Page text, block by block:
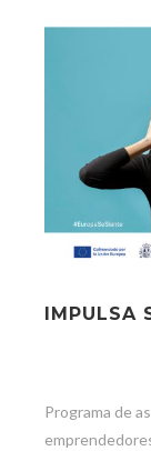
IMPULSA
Programa de